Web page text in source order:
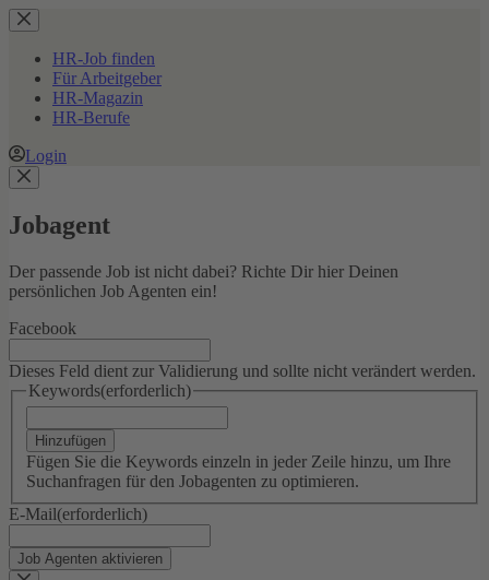
Zum
Inhalt
springenHR-Job finden
Für Arbeitgeber
HR-Magazin
HR-Berufe
Login
Jobagent
Der passende Job ist nicht dabei? Richte Dir hier Deinen
persönlichen Job Agenten ein!
Facebook
Dieses Feld dient zur Validierung und sollte nicht verändert werden.
Keywords(erforderlich)
Hinzufügen
Fügen Sie die Keywords einzeln in jeder Zeile hinzu, um Ihre
Suchanfragen für den Jobagenten zu optimieren.
E-Mail(erforderlich)